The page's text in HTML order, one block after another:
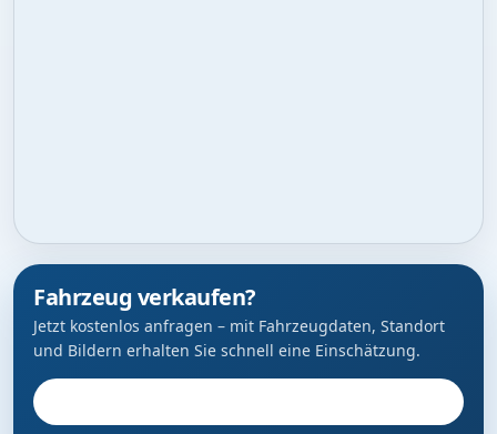
Fahrzeug verkaufen?
Jetzt kostenlos anfragen – mit Fahrzeugdaten, Standort
und Bildern erhalten Sie schnell eine Einschätzung.